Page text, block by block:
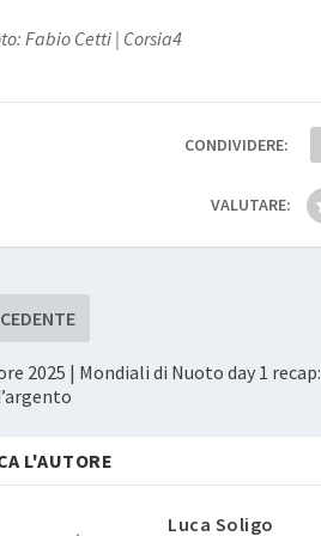
Fabio Cetti | Corsia4
CONDIVIDERE:
VALUTARE:
2025 | Mondiali di Nuoto day 1 recap:
L'AUTORE
Luca Soligo